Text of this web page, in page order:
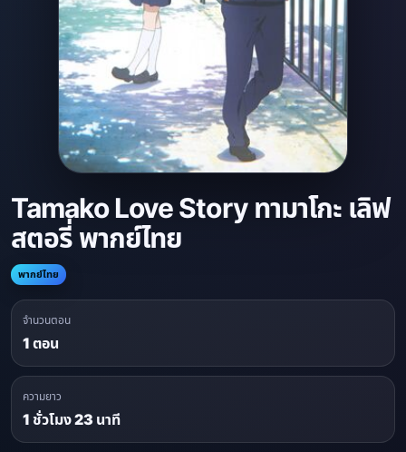
Tamako Love Story ทามาโกะ เลิฟ
สตอรี่ พากย์ไทย
พากย์ไทย
จำนวนตอน
1 ตอน
ความยาว
1 ชั่วโมง 23 นาที